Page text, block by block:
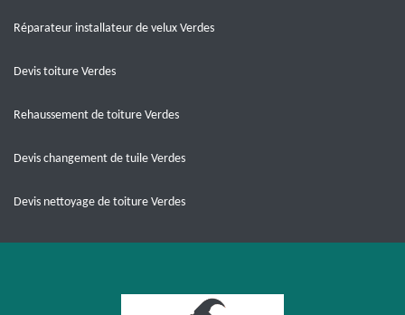
Réparateur installateur de velux Verdes
Devis toiture Verdes
Rehaussement de toiture Verdes
Devis changement de tuile Verdes
Devis nettoyage de toiture Verdes